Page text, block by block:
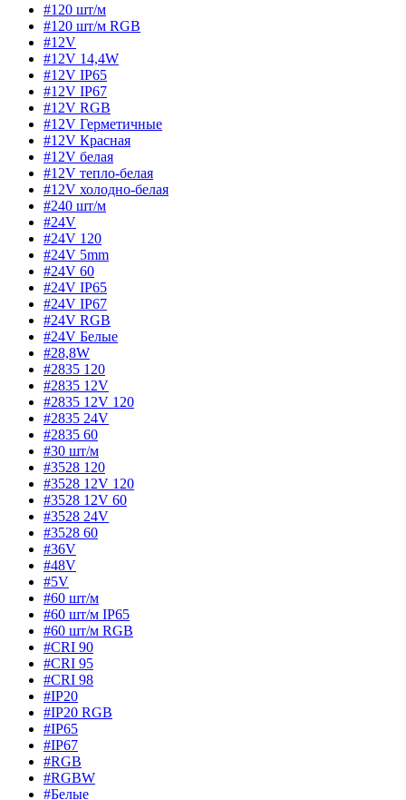
#120 шт/м
#120 шт/м RGB
#12V
#12V 14,4W
#12V IP65
#12V IP67
#12V RGB
#12V Герметичные
#12V Красная
#12V белая
#12V тепло-белая
#12V холодно-белая
#240 шт/м
#24V
#24V 120
#24V 5mm
#24V 60
#24V IP65
#24V IP67
#24V RGB
#24V Белые
#28,8W
#2835 120
#2835 12V
#2835 12V 120
#2835 24V
#2835 60
#30 шт/м
#3528 120
#3528 12V 120
#3528 12V 60
#3528 24V
#3528 60
#36V
#48V
#5V
#60 шт/м
#60 шт/м IP65
#60 шт/м RGB
#CRI 90
#CRI 95
#CRI 98
#IP20
#IP20 RGB
#IP65
#IP67
#RGB
#RGBW
#Белые